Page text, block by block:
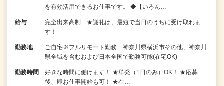
を有効活用できるお仕事です。 ◆【いろん…
給与
完全出来高制 ★謝礼は、最短で当日のうちに受け取れま
す！
勤務地
ご自宅※フルリモート勤務 神奈川県横浜市その他、神奈川
県全域を含むおよび日本全国で勤務可能(在宅OK)
勤務時間
好きな時間に働けます！ ★単発（1日のみ）OK！ ★応募
後、即お仕事開始も可！ ★在…